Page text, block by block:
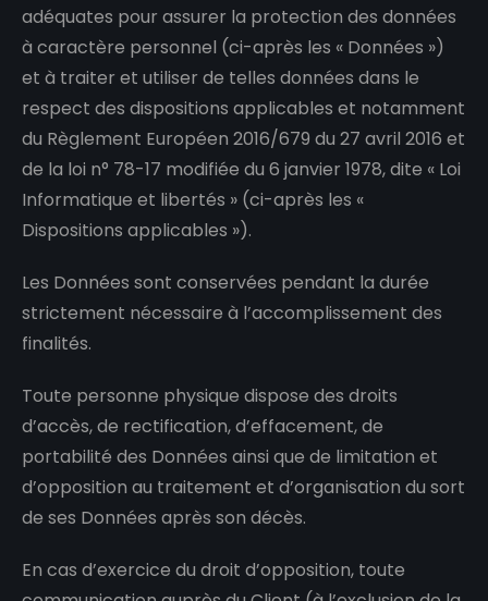
adéquates pour assurer la protection des données
à caractère personnel (ci-après les « Données »)
et à traiter et utiliser de telles données dans le
respect des dispositions applicables et notamment
du Règlement Européen 2016/679 du 27 avril 2016 et
de la loi n° 78-17 modifiée du 6 janvier 1978, dite « Loi
Informatique et libertés » (ci-après les «
Dispositions applicables »).
Les Données sont conservées pendant la durée
strictement nécessaire à l’accomplissement des
finalités.
Toute personne physique dispose des droits
d’accès, de rectification, d’effacement, de
portabilité des Données ainsi que de limitation et
d’opposition au traitement et d’organisation du sort
de ses Données après son décès.
En cas d’exercice du droit d’opposition, toute